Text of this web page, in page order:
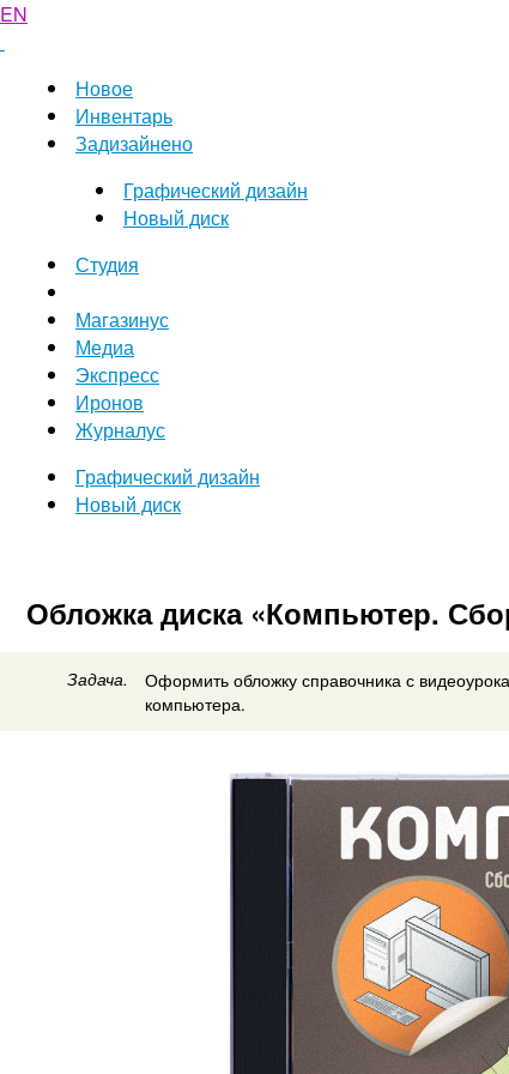
EN
Новое
Инвентарь
Задизайнено
Графический дизайн
Новый диск
Студия
Магазинус
Медиа
Экспресс
Иронов
Журналус
Графический дизайн
Новый диск
Обложка диска «Компьютер.
Задача.
Оформить обложку справочника с
компьютера.